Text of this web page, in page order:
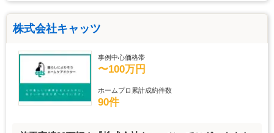
株式会社キャッツ
事例中心価格帯
〜100万円
ホームプロ累計成約件数
90件